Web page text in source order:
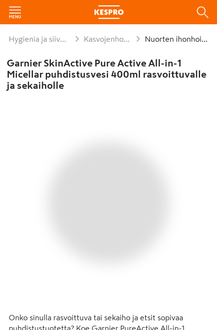
Hygienia ja siivous Kasvojenhoito Nuorten ihonhoito
Garnier SkinActive Pure Active All-in-1
Micellar puhdistusvesi 400ml rasvoittuvalle
ja sekaiholle
Onko sinulla rasvoittuva tai sekaiho ja etsit sopivaa
puhdistustuotetta? Koe Garnier PureActive All-in-1